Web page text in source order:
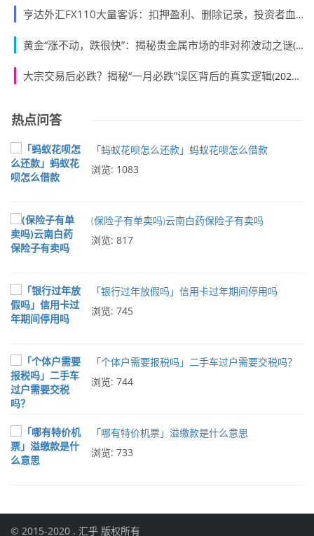
亨达外汇FX110大量客诉：扣押盈利、删除记录，投资者血本无归
黄金“涨不动，跌很快”：揭秘贵金属市场的非对称波动之谜(2026-05-07)
大宗交易后必跌？揭秘“一月必跌”误区背后的真实逻辑(2026-05-07)
热点问答
「蚂蚁花呗怎么还款」蚂蚁花呗怎么借款
浏览: 1083
(保险子有单卖吗)云南白药保险子有卖吗
浏览: 817
「银行过年放假吗」信用卡过年期间停用吗
浏览: 745
「个体户需要报税吗」二手车过户需要交税吗？
浏览: 744
「哪有特价机票」溢缴款是什么意思
浏览: 733
© 2015-2020 . 汇乎 版权所有